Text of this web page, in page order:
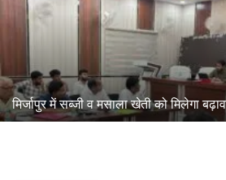
मिर्जापुर में सब्जी व मसाला खेती को मिलेगा